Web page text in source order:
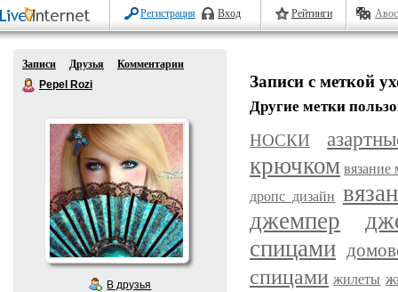
Регистрация Вход Рейтинги
Записи Друзья
Комментарии
Pepel Rozi
В друзья
Записи с меткой
Другие метки
НОСКИ
крючком
дропс дизайн
джемпер
спицами
спицами жилеты